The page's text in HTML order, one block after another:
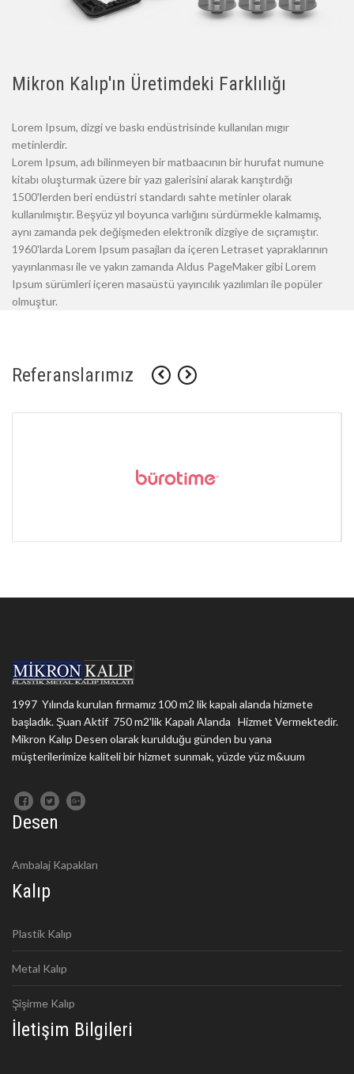
Mikron Kalıp'ın Üretimdeki Farklılığı
Lorem Ipsum, dizgi ve baskı endüstrisinde kullanılan mıgır
metinlerdir.
Lorem Ipsum, adı bilinmeyen bir matbaacının bir hurufat numune
kitabı oluşturmak üzere bir yazı galerisini alarak karıştırdığı
1500'lerden beri endüstri standardı sahte metinler olarak
kullanılmıştır. Beşyüz yıl boyunca varlığını sürdürmekle kalmamış,
aynı zamanda pek değişmeden elektronik dizgiye de sıçramıştır.
1960'larda Lorem Ipsum pasajları da içeren Letraset yapraklarının
yayınlanması ile ve yakın zamanda Aldus PageMaker gibi Lorem
Ipsum sürümleri içeren masaüstü yayıncılık yazılımları ile popüler
olmuştur.
Referanslarımız
1997 Yılında kurulan firmamız 100 m2 lik kapalı alanda hizmete
başladık. Şuan Aktif 750 m2'lik Kapalı Alanda Hizmet Vermektedir.
Mikron Kalıp Desen olarak kurulduğu günden bu yana
müşterilerimize kaliteli bir hizmet sunmak, yüzde yüz m&uum
Desen
Ambalaj Kapakları
Kalıp
Plastik Kalıp
Metal Kalıp
Şişirme Kalıp
İletişim Bilgileri